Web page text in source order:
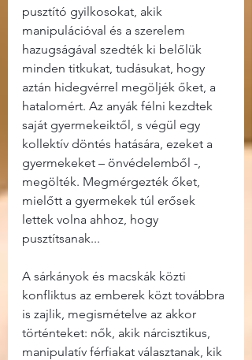
pusztító gyilkosokat, akik
manipulációval és a szerelem
hazugságával szedték ki belőlük
minden titkukat, tudásukat, hogy
aztán hidegvérrel megöljék őket, a
hatalomért. Az anyák félni kezdtek
saját gyermekeiktől, s végül egy
kollektív döntés hatására, ezeket a
gyermekeket – önvédelemből -,
megölték. Megmérgezték őket,
mielőtt a gyermekek túl erősek
lettek volna ahhoz, hogy
pusztítsanak...
A sárkányok és macskák közti
konfliktus az emberek közt továbbra
is zajlik, megismételve az akkor
történteket: nők, akik nárcisztikus,
manipulatív férfiakat választanak, kik